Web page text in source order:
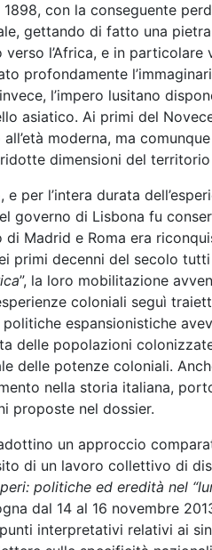
con la conseguente
gettando di fatto una
l’Africa, e in particolare
profondamente
l’impero lusitano
asiatico. Ai primi del
moderna, ma
dimensioni del
per l’intera durata
governo di Lisbona fu
di Madrid e Roma era
primi decenni del secolo
”, la loro mobilitazione
coloniali seguì
politiche espansionistiche
delle popolazioni
delle potenze coloniali.
nella storia italiana,
proposte nel dossier.
un approccio
di un lavoro collettivo di
politiche ed eredità nel
dal 14 al 16 novembre
interpretativi relativi ai